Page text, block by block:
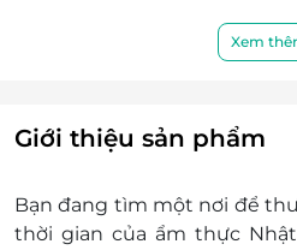
Địa chỉ: Số 178-
bill tại nhà hàng). Khách
xuất hóa đơn vui lòng liên
Xem
Giới thiệu sản phẩm
Bạn đang tìm một nơi để
thời gian của ẩm thực